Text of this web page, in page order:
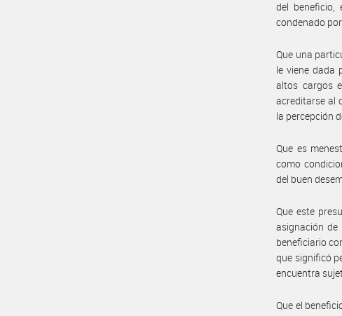
del beneficio,
condenado
Que una
le viene dada
altos cargos
acreditarse al
la percepción
Que es
como
del buen
Que este
asignación
beneficiario
que significó
encuentra
Que el